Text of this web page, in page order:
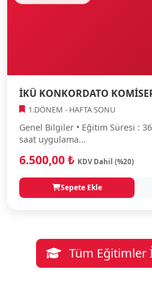
İKÜ KONKORDATO
1.DÖNEM - HAFTA SONU
Genel Bilgiler • Eğitim Süresi :
saat uygulama...
6.500,00 ₺ KDV Dahil (%20)
Sepete Ekle
Tüm Eğitimler